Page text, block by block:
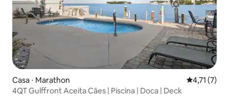
Casa ⋅ Marathon 4,71 de
4,71 (7)
4QT Gulffront Aceita Cães | Piscina | Doca | Deck